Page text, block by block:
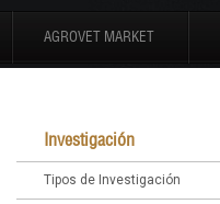
AGROVET MARKET
Investigación
Tipos de Investigación